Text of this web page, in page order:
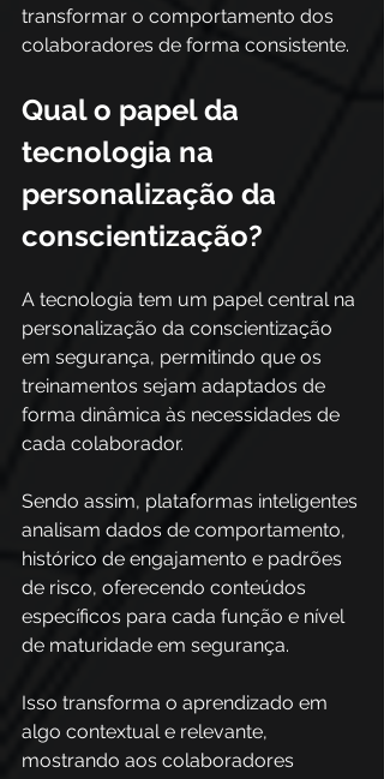
transformar o comportamento dos
colaboradores de forma consistente.
Qual o papel da
tecnologia na
personalização da
conscientização?
A tecnologia tem um papel central na
personalização da conscientização
em segurança, permitindo que os
treinamentos sejam adaptados de
forma dinâmica às necessidades de
cada colaborador.
Sendo assim, plataformas inteligentes
analisam dados de comportamento,
histórico de engajamento e padrões
de risco, oferecendo conteúdos
específicos para cada função e nível
de maturidade em segurança.
Isso transforma o aprendizado em
algo contextual e relevante,
mostrando aos colaboradores